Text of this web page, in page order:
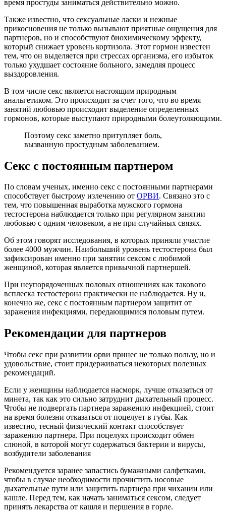
время простуды заниматься действительно можно.
Также известно, что сексуальные ласки и нежные
прикосновения не только вызывают приятные ощущения для
партнеров, но и способствуют биохимическому эффекту,
который снижает уровень кортизола. Этот гормон известен
тем, что он выделяется при стрессах организма, его избыток
только ухудшает состояние больного, замедляя процесс
выздоровления.
В том числе секс является настоящим природным
анальгетиком. Это происходит за счет того, что во время
занятий любовью происходит выделение определенных
гормонов, которые выступают природными болеутоляющими.
Поэтому секс заметно притупляет боль,
вызванную простудным заболеванием.
Секс с постоянным партнером
По словам ученых, именно секс с постоянными партнерами
способствует быстрому излечению от ОРВИ. Связано это с
тем, что повышенная выработка мужского гормона
тестостерона наблюдается только при регулярном занятии
любовью с одним человеком, а не при случайных связях.
Об этом говорят исследования, в которых приняли участие
более 4000 мужчин. Наибольший уровень тестостерона был
зафиксирован именно при занятии сексом с любимой
женщиной, которая является привычной партнершей.
При неупорядоченных половых отношениях как такового
всплеска тестостерона практически не наблюдается. Ну и,
конечно же, секс с постоянным партнером защитит от
заражения инфекциями, передающимися половым путем.
Рекомендации для партнеров
Чтобы секс при развитии орви принес не только пользу, но и
удовольствие, стоит придерживаться некоторых полезных
рекомендаций.
Если у женщины наблюдается насморк, лучше отказаться от
минета, так как это сильно затруднит дыхательный процесс.
Чтобы не подвергать партнера заражению инфекцией, стоит
на время болезни отказаться от поцелует в губы. Как
известно, тесный физический контакт способствует
заражению партнера. При поцелуях происходит обмен
слюной, в которой могут содержаться бактерии и вирусы,
возбудители заболевания
Рекомендуется заранее запастись бумажными салфетками,
чтобы в случае необходимости прочистить носовые
дыхательные пути или защитить партнера при чихании или
кашле. Перед тем, как начать заниматься сексом, следует
принять лекарства от кашля и першения в горле.